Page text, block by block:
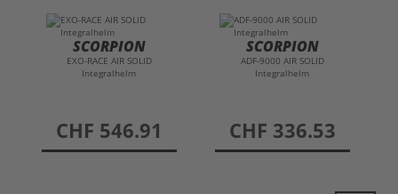
SCORPION
EXO-RACE AIR SOLID
Integralhelm
preis
CHF 546.91
SCORPION
ADF-9000 AIR SOLID
Integralhelm
preis
CHF 336.53